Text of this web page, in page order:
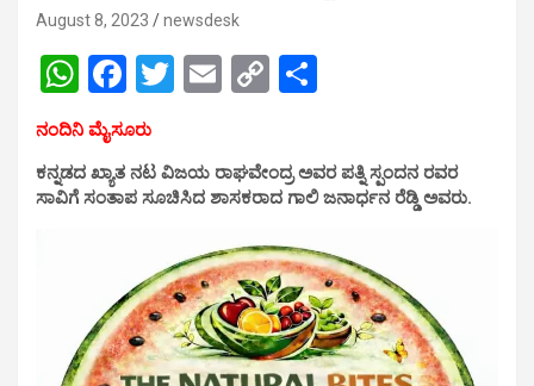
August 8, 2023 newsdesk
W
h
at
s
F
a
ce
b
k
T
er
E
C
Li
k
e
ನಂದಿನಿ ಮೈಸೂರು
ಕನ್ನಡದ ಖ್ಯಾತ ನಟ ವಿಜಯ ರಾಘವೇಂದ್ರ ಅವರ ಪತ್ನಿ ಸ್ಪಂದನ ರವರ
ಸಾವಿಗೆ ಸಂತಾಪ ಸೂಚಿಸಿದ ಶಾಸಕರಾದ ಗಾಲಿ ಜನಾರ್ಧನ ರೆಡ್ಡಿ ಅವರು.